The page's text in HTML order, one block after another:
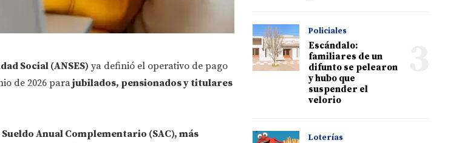
Social (ANSES) ya definió el operativo de pago
de 2026 parajubilados, pensionados y titulares
Sueldo Anual Complementario (SAC), más
Policiales
Escándalo:
familiares de un
difunto se pelearon
y hubo que
suspender el
velorio
Loterías